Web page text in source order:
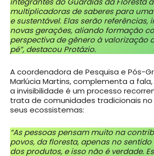
multiplicadoras de saberes para
e sustentável. Elas serão referências,
novas gerações, aliando formação
perspectiva de gênero à valorização
pé”, destacou Protázio.
A coordenadora de Pesquisa e Pós-
Marlúcia Martins, complementa a
a invisibilidade é um processo
trata de comunidades tradicionais
seus ecossistemas:
“As pessoas pensam muito na
povos, da floresta, apenas no
dos produtos, e isso não é verdade.